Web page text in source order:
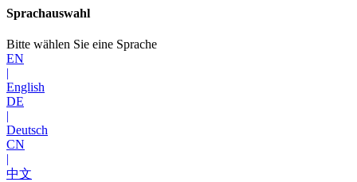
Sprachauswahl
Bitte wählen Sie eine Sprache
EN
|
English
DE
|
Deutsch
CN
|
中文